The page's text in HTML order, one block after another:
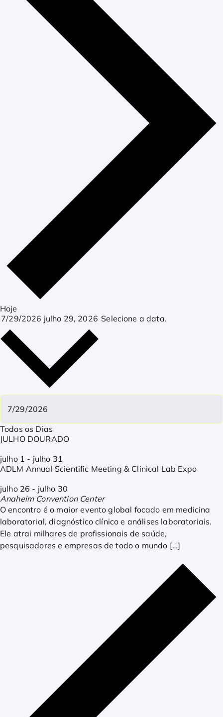
Hoje
7/29/2026 julho 29, 2026 Selecione a data.
Todos os Dias
JULHO DOURADO
julho 1 - julho 31
ADLM Annual Scientific Meeting & Clinical Lab Expo
julho 26 - julho 30
Anaheim Convention Center
O encontro é o maior evento global focado em medicina
laboratorial, diagnóstico clínico e análises laboratoriais.
Ele atrai milhares de profissionais de saúde,
pesquisadores e empresas de todo o mundo […]